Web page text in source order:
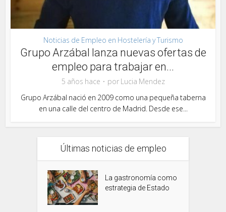
Noticias de Empleo en Hostelería y Turismo
Grupo Arzábal lanza nuevas ofertas de
empleo para trabajar en...
5 años hace por Lucia Mendez
Grupo Arzábal nació en 2009 como una pequeña taberna
en una calle del centro de Madrid. Desde ese...
Últimas noticias de empleo
La gastronomía como
estrategia de Estado